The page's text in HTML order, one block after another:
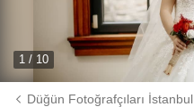
1 / 10
Düğün Fotoğrafçıları İstanbul